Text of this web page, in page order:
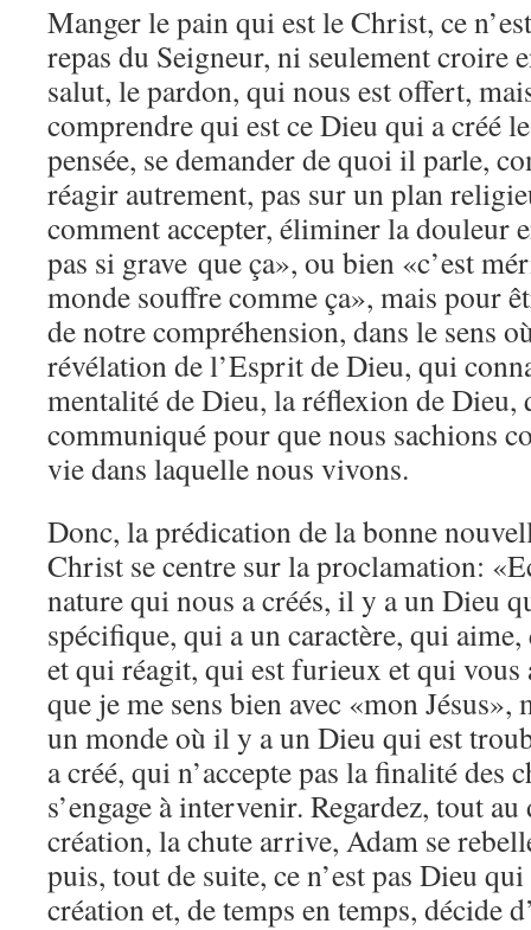
Manger le pain qui est le Christ, ce
repas du Seigneur, ni seulement croire
salut, le pardon, qui nous est offert,
comprendre qui est ce Dieu qui a créé
pensée, se demander de quoi il parle,
réagir autrement, pas sur un plan
comment accepter, éliminer la douleur
pas si grave que ça», ou bien «c’est
monde souffre comme ça», mais pour
de notre compréhension, dans le sens
révélation de l’Esprit de Dieu, qui
mentalité de Dieu, la réflexion de Dieu,
communiqué pour que nous sachions
vie dans laquelle nous vivons.
Donc, la prédication de la bonne
Christ se centre sur la proclamation:
nature qui nous a créés, il y a un Dieu
spécifique, qui a un caractère, qui
et qui réagit, qui est furieux et qui vous
que je me sens bien avec «mon
un monde où il y a un Dieu qui est
a créé, qui n’accepte pas la finalité des
s’engage à intervenir. Regardez, tout
création, la chute arrive, Adam se
puis, tout de suite, ce n’est pas Dieu
création et, de temps en temps, décide